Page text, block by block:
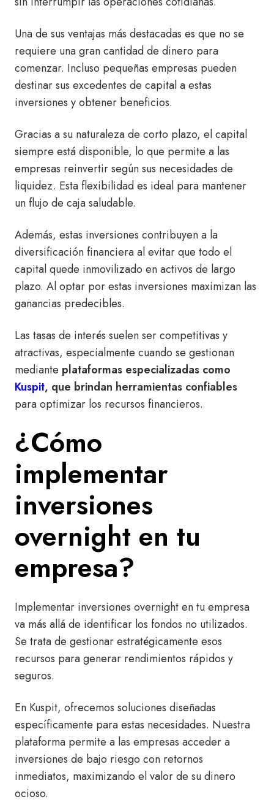
Una de sus ventajas más destacadas es que no se
requiere una gran cantidad de dinero para
comenzar. Incluso pequeñas empresas pueden
destinar sus excedentes de capital a estas
inversiones y obtener beneficios.
Gracias a su naturaleza de corto plazo, el capital
siempre está disponible, lo que permite a las
empresas reinvertir según sus necesidades de
liquidez. Esta flexibilidad es ideal para mantener
un flujo de caja saludable.
Además, estas inversiones contribuyen a la
diversificación financiera al evitar que todo el
capital quede inmovilizado en activos de largo
plazo. Al optar por estas inversiones maximizan las
ganancias predecibles.
Las tasas de interés suelen ser competitivas y
atractivas, especialmente cuando se gestionan
mediante plataformas especializadas como
Kuspit, que brindan herramientas confiables
para optimizar los recursos financieros.
¿Cómo
implementar
inversiones
overnight en tu
empresa?
Implementar inversiones overnight en tu empresa
va más allá de identificar los fondos no utilizados.
Se trata de gestionar estratégicamente esos
recursos para generar rendimientos rápidos y
seguros.
En Kuspit, ofrecemos soluciones diseñadas
específicamente para estas necesidades. Nuestra
plataforma permite a las empresas acceder a
inversiones de bajo riesgo con retornos
inmediatos, maximizando el valor de su dinero
ocioso.